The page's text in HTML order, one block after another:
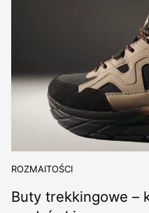
ROZMAITOŚCI
Buty trekkingowe –